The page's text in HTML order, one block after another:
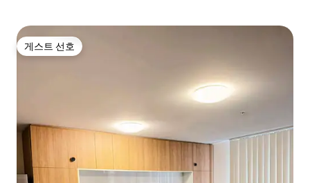
게스트 선호
게스트 선호